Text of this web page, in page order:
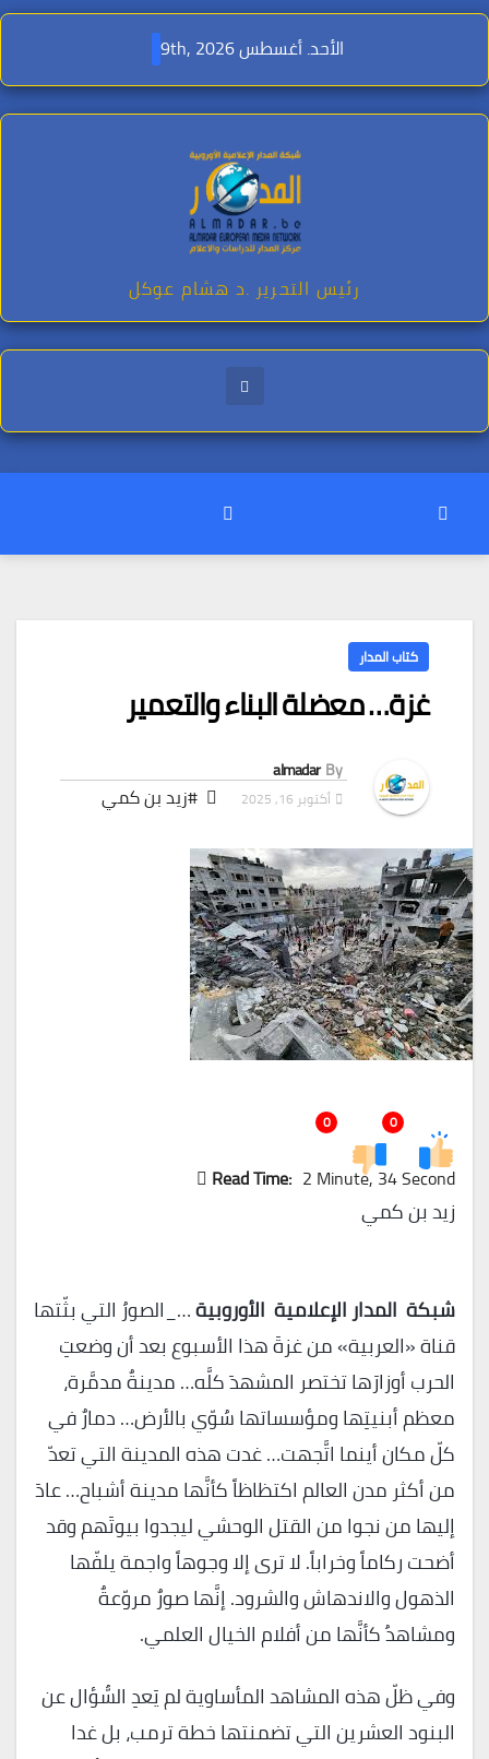
Skip
content
الأحد. أغسطس 9th, 2026
رئيس التحرير .د هشام عوكل
كتاب المدار
غزة… معضلة البناء والتعمير
By
almadar
أكتوبر 16, 2025 #زيد بن كمي
0
0
Read Time: 2 Minute, 34 Second
زيد بن كمي
شبكة المدار الإعلامية الأوروبية…_الصورُ التي بثّتها
قناة «العربية» من غزةَ هذا الأسبوع بعد أن وضعتِ
الحرب أوزارَها تختصر المشهدَ كلَّه… مدينةٌ مدمَّرة،
معظم أبنيتِها ومؤسساتها سُوّي بالأرض… دمارٌ في
كلّ مكان أينما اتَّجهت… غدت هذه المدينة التي تعدّ
من أكثر مدن العالم اكتظاظاً كأنَّها مدينة أشباح… عادَ
إليها من نجوا من القتل الوحشي ليجدوا بيوتَهم وقد
أضحت ركاماً وخراباً. لا ترى إلا وجوهاً واجمة يلفّها
الذهول والاندهاش والشرود. إنَّها صورٌ مروّعةٌ
ومشاهدُ كأنَّها من أفلام الخيال العلمي.
وفي ظلّ هذه المشاهد المأساوية لم يَعدِ السُّؤال عن
البنود العشرين التي تضمنتها خطة ترمب، بل غدا